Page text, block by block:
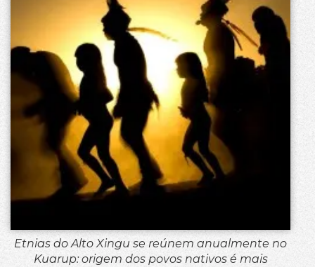
Etnias do Alto Xingu se reúnem anualmente no
Kuarup: origem dos povos nativos é mais